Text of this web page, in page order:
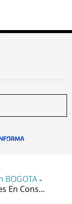
BOGOTA -
En Cons...